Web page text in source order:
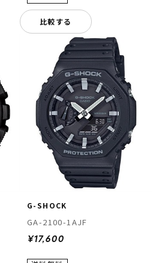
比較する
G-SHOCK
GA-2100-1AJF
¥17,600